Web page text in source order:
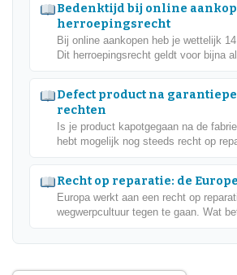
Bedenktijd bij online
herroepingsrecht
Bij online aankopen heb je wettelijk
Dit herroepingsrecht geldt voor bijna
Defect product na
rechten
Is je product kapotgegaan na de
hebt mogelijk nog steeds recht op
Recht op reparatie: de
Europa werkt aan een recht op
wegwerpcultuur tegen te gaan. Wat